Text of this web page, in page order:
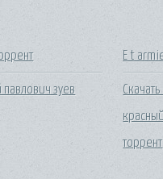
зуев
E t
торрент